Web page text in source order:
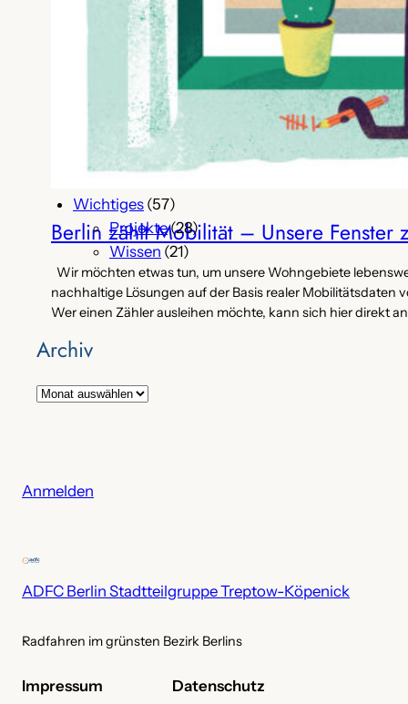
Berlin zählt Mobilität – Unsere Fenster
Wir möchten etwas tun, um unsere Wohngebiete
nachhaltige Lösungen auf der Basis realer Mobilitätsdaten
Wer einen Zähler ausleihen möchte, kann sich hier direkt
Erholung(13)
(203)
(35)
Infrastruktur (105)
(33)
Meinung(71)
Spenden
Wichtiges (57)
Projekte(28)
Wissen (21)
Archiv
A
i
Anmelden
ADFC Berlin Stadtteilgruppe Treptow-Köpenick
Radfahren im grünsten Bezirk Berlins
Impressum Datenschutz